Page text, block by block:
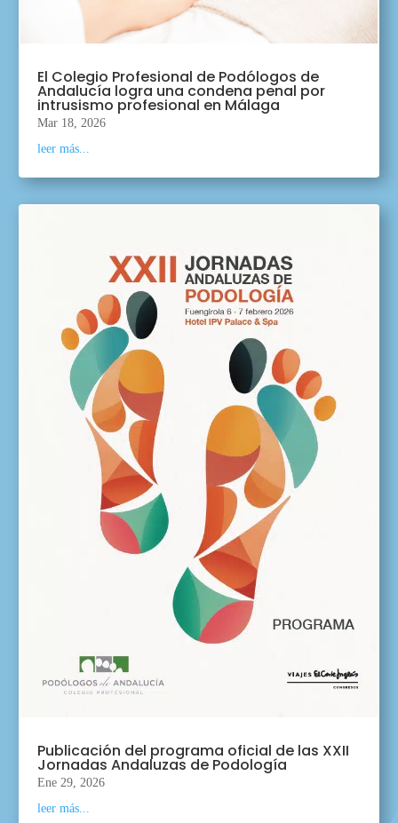
El Colegio Profesional de Podólogos de
Andalucía logra una condena penal por
intrusismo profesional en Málaga
Mar 18, 2026
leer más...
Publicación del programa oficial de las XXII
Jornadas Andaluzas de Podología
Ene 29, 2026
leer más...